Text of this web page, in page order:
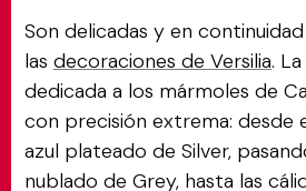
Son delicadas y en
las decoraciones de Versilia.
dedicada a los mármoles de
con precisión extrema: desde
azul plateado de Silver,
nublado de Grey, hasta las